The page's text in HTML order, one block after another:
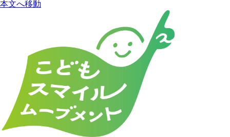
本文へ移動